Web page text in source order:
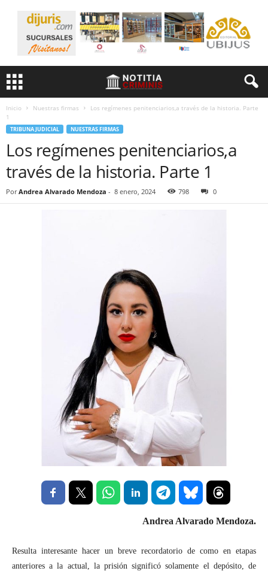
Inicio Nuestras firmas
Los regímenes penitenciarios,a través de la historia. Parte
1
TRIBUNA JUDICIAL NUESTRAS FIRMAS
Los regímenes penitenciarios,a
través de la historia. Parte 1
Por Andrea Alvarado Mendoza - 8 enero, 2024 798 0
Andrea Alvarado Mendoza.
Resulta interesante hacer un breve recordatorio de como en etapas
anteriores a la actual, la prisión significó solamente el depósito, de